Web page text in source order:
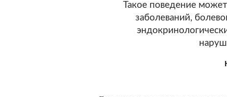
Такое поведение
заболеваний,